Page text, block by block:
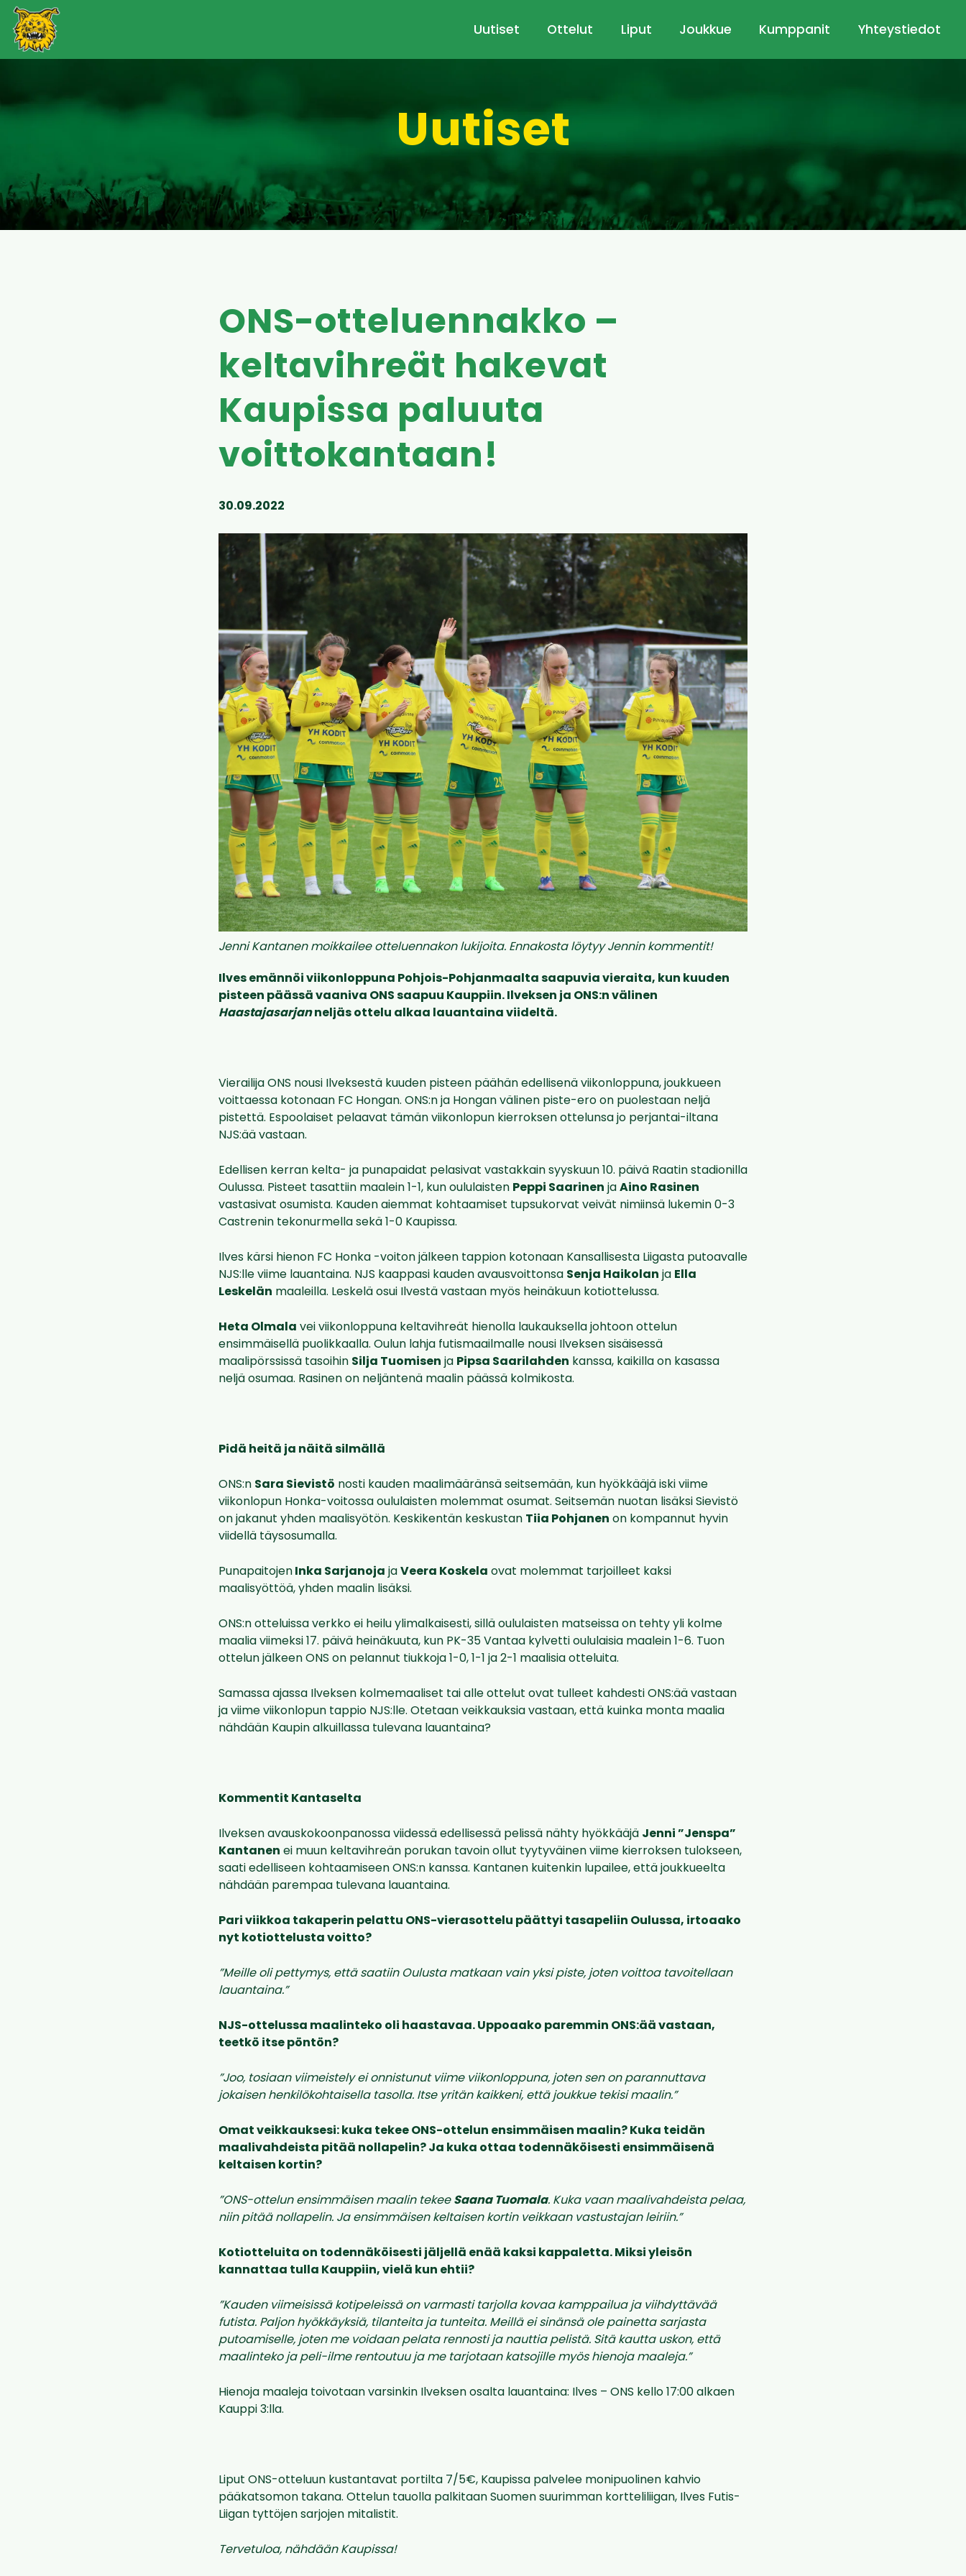
Uutiset Ottelut Liput Joukkue Kumppanit Yhteystiedot
Uutiset
ONS-otteluennakko –
keltavihreät hakevat
Kaupissa paluuta
voittokantaan!
30.09.2022
Jenni Kantanen moikkailee otteluennakon lukijoita. Ennakosta löytyy Jennin kommentit!
Ilves emännöi viikonloppuna Pohjois-Pohjanmaalta saapuvia vieraita, kun kuuden
pisteen päässä vaaniva ONS saapuu Kauppiin. Ilveksen ja ONS:n välinen
Haastajasarjanneljäs ottelu alkaa lauantaina viideltä.
Vierailija ONS nousi Ilveksestä kuuden pisteen päähän edellisenä viikonloppuna, joukkueen
voittaessa kotonaan FC Hongan. ONS:n ja Hongan välinen piste-ero on puolestaan neljä
pistettä. Espoolaiset pelaavat tämän viikonlopun kierroksen ottelunsa jo perjantai-iltana
NJS:ää vastaan.
Edellisen kerran kelta- ja punapaidat pelasivat vastakkain syyskuun 10. päivä Raatin stadionilla
Oulussa. Pisteet tasattiin maalein 1-1, kun oululaisten Peppi Saarinen ja Aino Rasinen
vastasivat osumista. Kauden aiemmat kohtaamiset tupsukorvat veivät nimiinsä lukemin 0-3
Castrenin tekonurmella sekä 1-0 Kaupissa.
Ilves kärsi hienon FC Honka -voiton jälkeen tappion kotonaan Kansallisesta Liigasta putoavalle
NJS:lle viime lauantaina. NJS kaappasi kauden avausvoittonsa Senja Haikolan ja Ella
Leskelän maaleilla. Leskelä osui Ilvestä vastaan myös heinäkuun kotiottelussa.
Heta Olmala vei viikonloppuna keltavihreät hienolla laukauksella johtoon ottelun
ensimmäisellä puolikkaalla. Oulun lahja futismaailmalle nousi Ilveksen sisäisessä
maalipörssissä tasoihin Silja Tuomisen ja Pipsa Saarilahden kanssa, kaikilla on kasassa
neljä osumaa. Rasinen on neljäntenä maalin päässä kolmikosta.
Pidä heitä ja näitä silmällä
ONS:n Sara Sievistö nosti kauden maalimääränsä seitsemään, kun hyökkääjä iski viime
viikonlopun Honka-voitossa oululaisten molemmat osumat. Seitsemän nuotan lisäksi Sievistö
on jakanut yhden maalisyötön. Keskikentän keskustan Tiia Pohjanen on kompannut hyvin
viidellä täysosumalla.
Punapaitojen Inka Sarjanoja ja Veera Koskela ovat molemmat tarjoilleet kaksi
maalisyöttöä, yhden maalin lisäksi.
ONS:n otteluissa verkko ei heilu ylimalkaisesti, sillä oululaisten matseissa on tehty yli kolme
maalia viimeksi 17. päivä heinäkuuta, kun PK-35 Vantaa kylvetti oululaisia maalein 1-6. Tuon
ottelun jälkeen ONS on pelannut tiukkoja 1-0, 1-1 ja 2-1 maalisia otteluita.
Samassa ajassa Ilveksen kolmemaaliset tai alle ottelut ovat tulleet kahdesti ONS:ää vastaan
ja viime viikonlopun tappio NJS:lle. Otetaan veikkauksia vastaan, että kuinka monta maalia
nähdään Kaupin alkuillassa tulevana lauantaina?
Kommentit Kantaselta
Ilveksen avauskokoonpanossa viidessä edellisessä pelissä nähty hyökkääjä Jenni ”Jenspa”
Kantanen ei muun keltavihreän porukan tavoin ollut tyytyväinen viime kierroksen tulokseen,
saati edelliseen kohtaamiseen ONS:n kanssa. Kantanen kuitenkin lupailee, että joukkueelta
nähdään parempaa tulevana lauantaina.
Pari viikkoa takaperin pelattu ONS-vierasottelu päättyi tasapeliin Oulussa, irtoaako
nyt kotiottelusta voitto?
”Meille oli pettymys, että saatiin Oulusta matkaan vain yksi piste, joten voittoa tavoitellaan
lauantaina.”
NJS-ottelussa maalinteko oli haastavaa. Uppoaako paremmin ONS:ää vastaan,
teetkö itse pöntön?
”Joo, tosiaan viimeistely ei onnistunut viime viikonloppuna, joten sen on parannuttava
jokaisen henkilökohtaisella tasolla. Itse yritän kaikkeni, että joukkue tekisi maalin.”
Omat veikkauksesi: kuka tekee ONS-ottelun ensimmäisen maalin? Kuka teidän
maalivahdeista pitää nollapelin? Ja kuka ottaa todennäköisesti ensimmäisenä
keltaisen kortin?
”ONS-ottelun ensimmäisen maalin tekee Saana Tuomala. Kuka vaan maalivahdeista pelaa,
niin pitää nollapelin. Ja ensimmäisen keltaisen kortin veikkaan vastustajan leiriin.”
Kotiotteluita on todennäköisesti jäljellä enää kaksi kappaletta. Miksi yleisön
kannattaa tulla Kauppiin, vielä kun ehtii?
”Kauden viimeisissä kotipeleissä on varmasti tarjolla kovaa kamppailua ja viihdyttävää
futista. Paljon hyökkäyksiä, tilanteita ja tunteita. Meillä ei sinänsä ole painetta sarjasta
putoamiselle, joten me voidaan pelata rennosti ja nauttia pelistä. Sitä kautta uskon, että
maalinteko ja peli-ilme rentoutuu ja me tarjotaan katsojille myös hienoja maaleja.”
Hienoja maaleja toivotaan varsinkin Ilveksen osalta lauantaina: Ilves – ONS kello 17:00 alkaen
Kauppi 3:lla.
Liput ONS-otteluun kustantavat portilta 7/5€, Kaupissa palvelee monipuolinen kahvio
pääkatsomon takana. Ottelun tauolla palkitaan Suomen suurimman kortteliliigan, Ilves Futis-
Liigan tyttöjen sarjojen mitalistit.
Tervetuloa, nähdään Kaupissa!